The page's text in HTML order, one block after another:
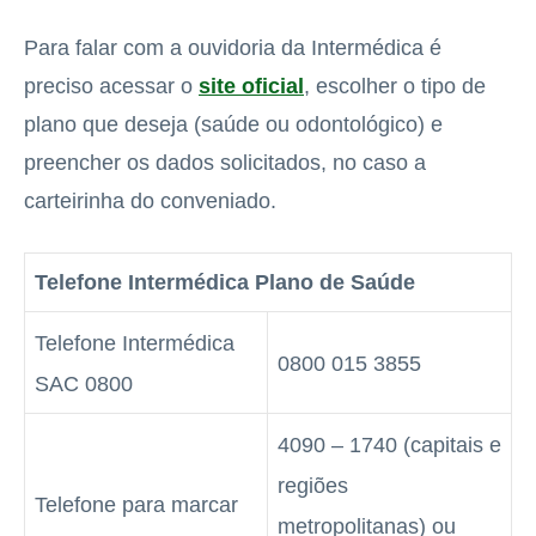
Para falar com a ouvidoria da Intermédica é
preciso acessar o site oficial, escolher o tipo de
plano que deseja (saúde ou odontológico) e
preencher os dados solicitados, no caso a
carteirinha do conveniado.
Telefone Intermédica Plano de Saúde
Telefone Intermédica
SAC 0800
0800 015 3855
Telefone para marcar
4090 – 1740 (capitais e
regiões
metropolitanas) ou